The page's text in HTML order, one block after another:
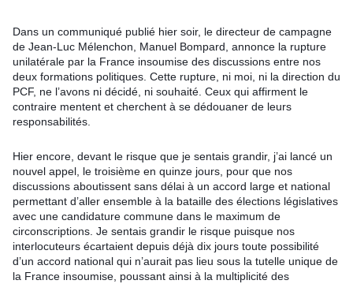
Dans un communiqué publié hier soir, le directeur de campagne
de Jean-Luc Mélenchon, Manuel Bompard, annonce la rupture
unilatérale par la France insoumise des discussions entre nos
deux formations politiques. Cette rupture, ni moi, ni la direction du
PCF, ne l’avons ni décidé, ni souhaité. Ceux qui affirment le
contraire mentent et cherchent à se dédouaner de leurs
responsabilités.
Hier encore, devant le risque que je sentais grandir, j’ai lancé un
nouvel appel, le troisième en quinze jours, pour que nos
discussions aboutissent sans délai à un accord large et national
permettant d’aller ensemble à la bataille des élections législatives
avec une candidature commune dans le maximum de
circonscriptions. Je sentais grandir le risque puisque nos
interlocuteurs écartaient depuis déjà dix jours toute possibilité
d’un accord national qui n’aurait pas lieu sous la tutelle unique de
la France insoumise, poussant ainsi à la multiplicité des